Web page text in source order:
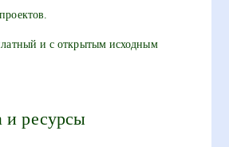
и с открытым исходным
и ресурсы